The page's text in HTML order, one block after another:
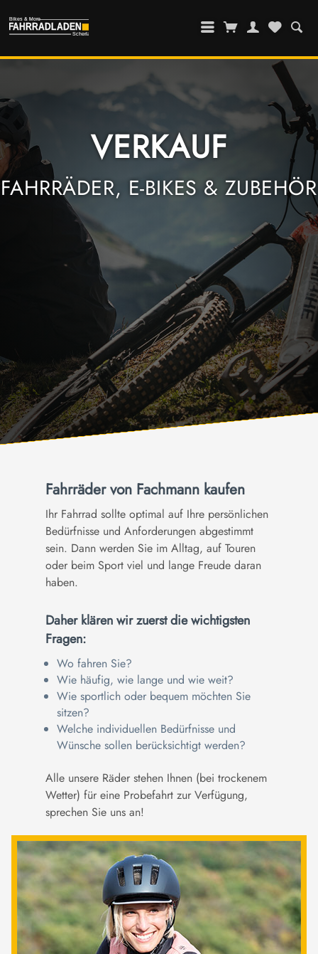
VERKAUF
FAHRRÄDER, E-BIKES & ZUBEHÖR
Fahrräder von Fachmann kaufen
Ihr Fahrrad sollte optimal auf Ihre persönlichen
Bedürfnisse und Anforderungen abgestimmt
sein. Dann werden Sie im Alltag, auf Touren
oder beim Sport viel und lange Freude daran
haben.
Daher klären wir zuerst die wichtigsten
Fragen:
Wo fahren Sie?
Wie häufig, wie lange und wie weit?
Wie sportlich oder bequem möchten Sie
sitzen?
Welche individuellen Bedürfnisse und
Wünsche sollen berücksichtigt werden?
Alle unsere Räder stehen Ihnen (bei trockenem
Wetter) für eine Probefahrt zur Verfügung,
sprechen Sie uns an!